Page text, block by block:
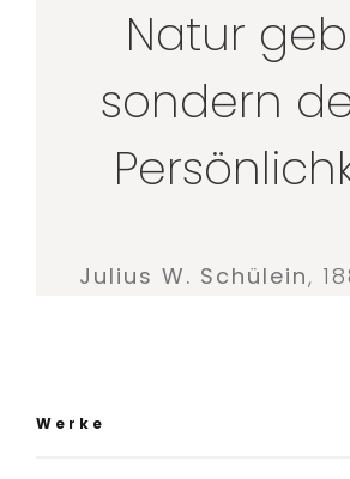
Natur
sondern
Julius W. Schülein,
Werke